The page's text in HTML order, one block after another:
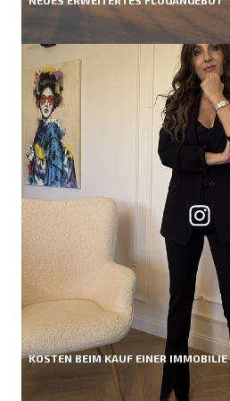
KOSTEN BEIM KAUF EINER IMMOBILIE